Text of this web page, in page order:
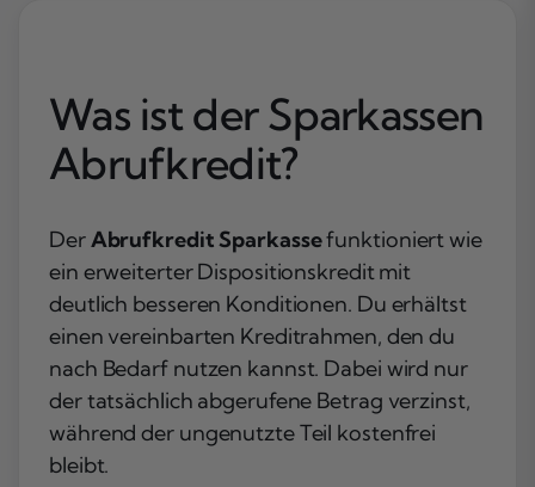
Was ist der Sparkassen
Abrufkredit?
DerAbrufkredit Sparkassefunktioniert wie
ein erweiterter Dispositionskredit mit
deutlich besseren Konditionen. Du erhältst
einen vereinbarten Kreditrahmen, den du
nach Bedarf nutzen kannst. Dabei wird nur
der tatsächlich abgerufene Betrag verzinst,
während der ungenutzte Teil kostenfrei
bleibt.